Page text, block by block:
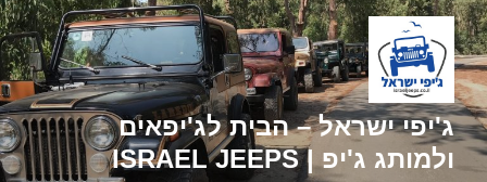
דילוג
לתוכן
ג'יפי ישראל – הבית לג'יפאים
ולמותג ג'יפ | ISRAEL JEEPS